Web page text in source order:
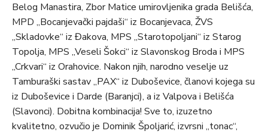
Belog Manastira, Zbor Matice umirovljenika grada Belišća,
MPD „Bocanjevački pajdaši“ iz Bocanjevaca, ŽVS
„Skladovke“ iz Đakova, MPS „Starotopoljani“ iz Starog
Topolja, MPS „Veseli Šokci“ iz Slavonskog Broda i MPS
„Crkvari“ iz Orahovice. Nakon njih, narodno veselje uz
Tamburaški sastav „PAX“ iz Duboševice, članovi kojega su
iz Duboševice i Darde (Baranjci), a iz Valpova i Belišća
(Slavonci). Dobitna kombinacija! Sve to, izuzetno
kvalitetno, ozvučio je Dominik Špoljarić, izvrsni „tonac“,